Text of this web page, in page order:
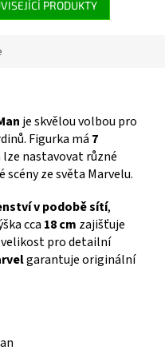
PRODUKTY
je skvělou volbou pro
Figurka má 7
nastavovat různé
ze světa Marvelu.
v podobě sítí,
cca 18 cm zajišťuje
pro detailní
garantuje originální